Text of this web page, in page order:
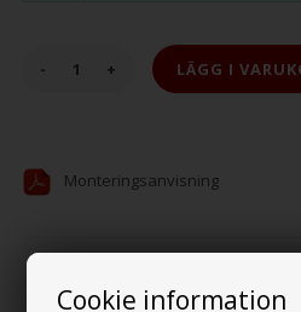
Cookie information
- +
Monteringsanvisning